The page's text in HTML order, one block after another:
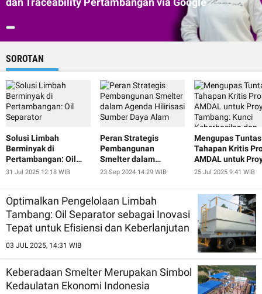
SOROTAN
Solusi Limbah
Berminyak di
Pertambangan: Oil
Separator
31 Jul 2025 12:18 WIB
Peran Strategis
Pembangunan
Smelter dalam
Agenda Hilirisasi
23 Sep 2024 14:29 WIB
Mengupas Tuntas
Tahapan Kritis
AMDAL untuk
Tambang: Kunci
25 Jul 2025 9:41 WIB
Optimalkan Pengelolaan Limbah
Tambang: Oil Separator sebagai Inovasi
Tepat untuk Efisiensi dan Keberlanjutan
03 JUL 2025, 14:31 WIB
Keberadaan Smelter Merupakan Simbol
Kedaulatan Ekonomi Indonesia